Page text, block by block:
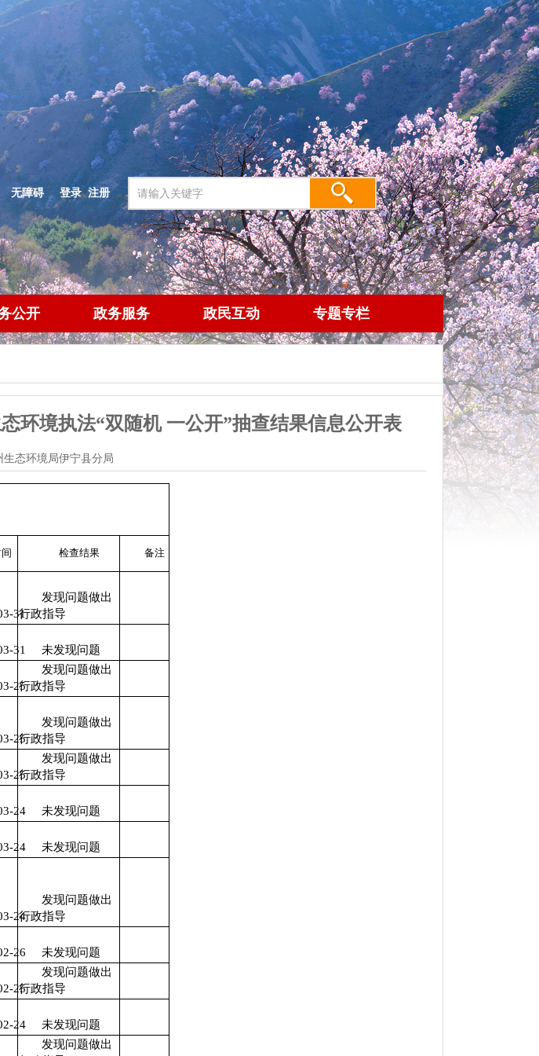
登录|注册
无障碍
公开 政务服务 政民互动 专题专栏
环境执法“双随机 一公开”抽查结果信息公开表
生态环境局伊宁县分局
检查结果 备注
31
发现问题做出
行政指导
31 未发现问题
25
发现问题做出
行政指导
25
发现问题做出
行政指导
25
发现问题做出
行政指导
24 未发现问题
24 未发现问题
24
发现问题做出
行政指导
26 未发现问题
25
发现问题做出
行政指导
24 未发现问题
发现问题做出